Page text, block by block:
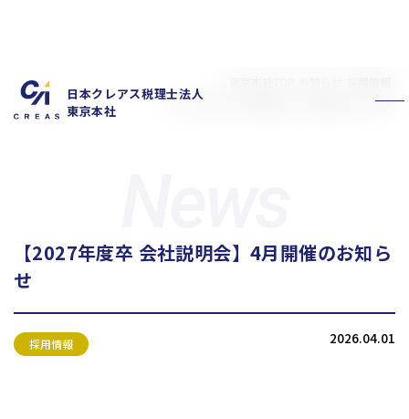
日本クレアス税理士法人
東京本社
お知らせ
拠点概要
新卒採用情報
中途採用情報
【2027年度卒 会社説明会】4月開催のお知らせ
【2027年度卒 会社説明会】4月開催のお知ら
せ
2026.04.01
採用情報